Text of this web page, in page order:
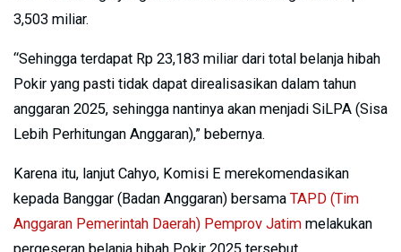
3,503 miliar.
“Sehingga terdapat Rp 23,183 miliar dari total belanja hibah
Pokir yang pasti tidak dapat direalisasikan dalam tahun
anggaran 2025, sehingga nantinya akan menjadi SiLPA (Sisa
Lebih Perhitungan Anggaran),” bebernya.
Karena itu, lanjut Cahyo, Komisi E merekomendasikan
kepada Banggar (Badan Anggaran) bersama TAPD (Tim
Anggaran Pemerintah Daerah) Pemprov Jatim melakukan
pergeseran belanja hibah Pokir 2025 tersebut.